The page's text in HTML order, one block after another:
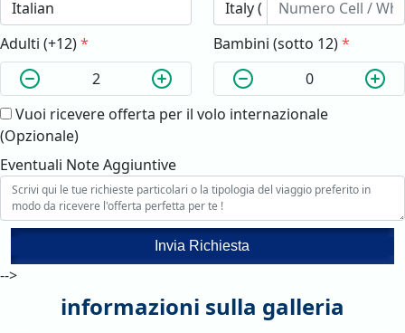
Adulti (+12)* Bambini (sotto 12)*
Vuoi ricevere offerta per il volo internazionale
(Opzionale)
Eventuali Note Aggiuntive
Invia Richiesta
-->
informazioni sulla galleria